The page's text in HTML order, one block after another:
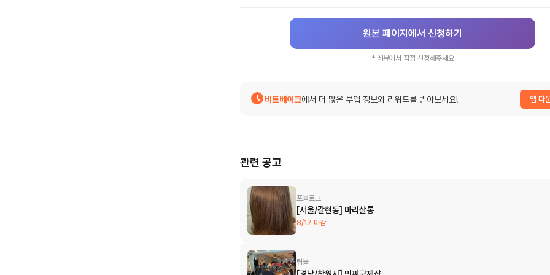
원본 페이지에서 신청하기
* 레뷰에서 직접 신청해주세요
비트베이크에서 더 많은 부업 정보와 리워드를 받아보세요! 앱 다
관련 공고
포블로그
[서울/갈현동] 마리살롱
8/17 마감
링블